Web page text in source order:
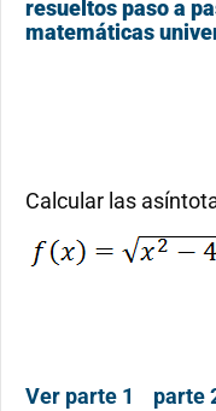
resueltos paso a
matemáticas
Calcular las
Ver parte 1 parte